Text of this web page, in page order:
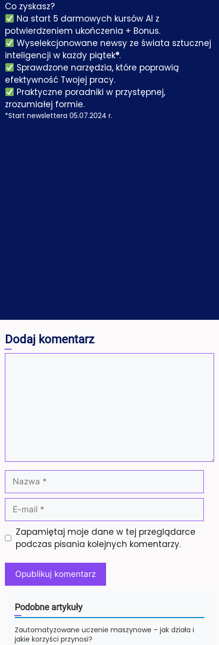
Co zyskasz?
Na start 5 darmowych kursów AI z
potwierdzeniem ukończenia + Bonus.
Wyselekcjonowane newsy ze świata sztucznej
inteligencji w każdy piątek*.
Sprawdzone narzędzia, które poprawią
efektywność Twojej pracy.
Praktyczne poradniki w przystępnej,
zrozumiałej formie.
*Start newslettera 05.07.2024 r.
Dodaj komentarz
Nazwa
mail
Zapamiętaj moje dane w tej przeglądarce
podczas pisania kolejnych komentarzy.
Podobne artykuły
Zautomatyzowane uczenie maszynowe – jak działa i
jakie korzyści przynosi?